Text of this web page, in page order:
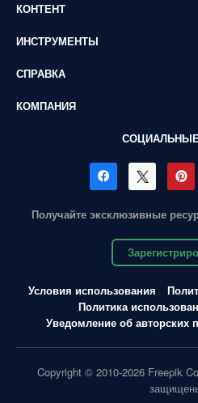
КОНТЕНТ
ИНСТРУМЕНТЫ
СПРАВКА
КОМПАНИЯ
Получайте эксклюзивные
Условия использования
Политика
Уведомление об авторских
Copyright © 2010-2026 Freepik